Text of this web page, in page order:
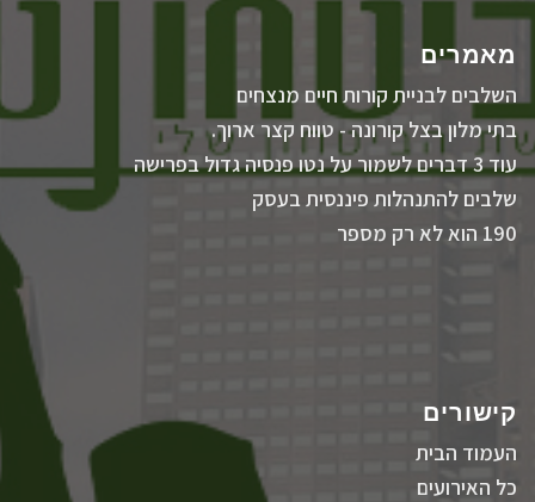
מאמרים
השלבים לבניית קורות חיים מנצחים
בתי מלון בצל קורונה - טווח קצר ארוך.
עוד 3 דברים לשמור על נטו פנסיה גדול בפרישה
שלבים להתנהלות פיננסית בעסק
190 הוא לא רק מספר
קישורים
העמוד הבית
כל האירועים